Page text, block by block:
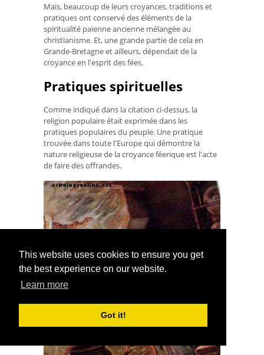
This website uses cookies to ensure you get
the best experience on our website.
Learn more
Got it!
Mais, beaucoup de leurs croyances, traditions et
pratiques ont conservé des éléments de la
spiritualité païenne ancienne mélangée au
christianisme. Et, une grande partie de cela en
Grande-Bretagne et ailleurs, dépendait de la
croyance en l'esprit des fées.
Pratiques spirituelles
Comme indiqué dans la citation ci-dessus, la
religion populaire était exprimée dans les
pratiques populaires du peuple. Une pratique
trouvée dans toute l'Europe qui démontre la
nature religieuse de la croyance féerique est l'acte
de faire des offrandes.